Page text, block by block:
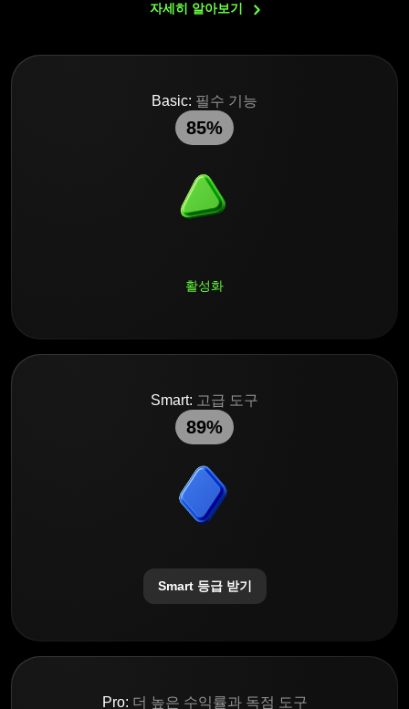
자세히 알아보기
Basic: 필수 기능
85%
활성화
Smart: 고급 도구
89%
Smart 등급 받기
Pro: 더 높은 수익률과 독점 도구